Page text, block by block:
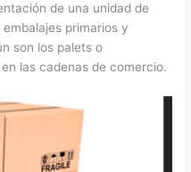
de una unidad de
primarios y
son los palets o
las cadenas de comercio.